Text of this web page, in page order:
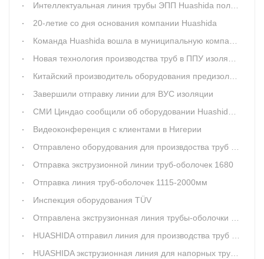
Интеллектуальная линия трубы ЭПП Huashida получила награды от правительства
20-летие со дня основания компании Huashida
Команда Huashida вошла в муниципальную компанию г. Linfen для оказания послепродажного технического обслуживания.
Новая технология производства труб в ППУ изоляции: ППУ распыление
Китайский производитель оборудования предизолированных труб ППУ
Завершили отправку линии для ВУС изоляции
СМИ Циндао сообщили об оборудовании Huashida для изоляции труб
Видеоконференция с клиентами в Нигерии
Отправлено оборудования для произвдоства труб ППУ 1115-2000мм
Отправка экструзионной линии труб-оболочек 1680
Отправка линия труб-оболочек 1115-2000мм
Инспекция оборудования TÜV
Отправлена экструзионная линия трубы-оболочки ø500-1054
HUASHIDA отправил линия для производства труб ПНД
HUASHIDA экструзионная линия для напорных труб ПНД